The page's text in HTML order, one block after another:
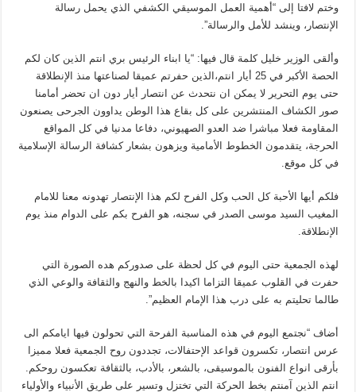
وختم لافتا إلى “أهمية العمل الموسيقي الكشفي الذي يحمل رسالة
الإنتصار، وينشد للأمل والرسالة”.
وألقى الوزير خليل كلمة قال فيها: “يا ابناء الرئيس بري انتم الذين كان لكم
الحصة الأكبر في 25 أيار انتم،الذين حفرتم عميقا لصناعتها منذ الإنطلاقة
حتى يوم التحرير لا يمكن ان نتحدث عن انتصار أيار دون ان تحضر أمامنا
صور الكشاف المنتشرين على كل بقاع هذا الوطن يداوون الجرحى يصنعون
المقاومة فعلا مباشرا ضد العدو الصهيوني، دفاعا مدنيا في كل المواقع
الحرجة، يتقدمون الخطوط الأمامية ويزهون بشعار كشافة الرسالة الإسلامية
في كل موقع.
فلكم أيها الأحبة كل الحب وكل الفرح لكم هذا الإنتصار تهدونه معنا للامام
المغيب السيد موسى الصدر في سجنه، هو الفرح بكم على الدوام منذ يوم
الإنطلاقة.
لهذه الجمعية حتى اليوم في كل لحظة على صدوركم هده الصورة التي
حفرت في القلوب عميقا التزاما اكيدا بالخط والنهج والثقافة والوعي الذي
طالما تحليتم به على درب هذا الإمام العظيم”.
أضاف “نجتمع اليوم في هذه المناسبة الفرحة التي تحولون فيها ايامكم الى
عرس انتصار، تكسرون قواعد الإحتفالات، تجددون روح الجمعية فعلا مميزا
بأرقى انواع الفنون بالموسيقى، بالشعر، بالأدب، بالثقافة تعكسون روحكم.
انتم الذين آمنتم بخط الحركة التي تختزل وتسير على طريق الأنبياء والأولياء